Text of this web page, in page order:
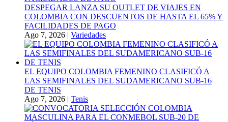
DESPEGAR LANZA SU OUTLET DE VIAJES EN
COLOMBIA CON DESCUENTOS DE HASTA EL 65% Y
FACILIDADES DE PAGO
Ago 7, 2026 | Variedades
EL EQUIPO COLOMBIA FEMENINO CLASIFICÓ A
LAS SEMIFINALES DEL SUDAMERICANO SUB-16
DE TENIS
Ago 7, 2026 | Tenis